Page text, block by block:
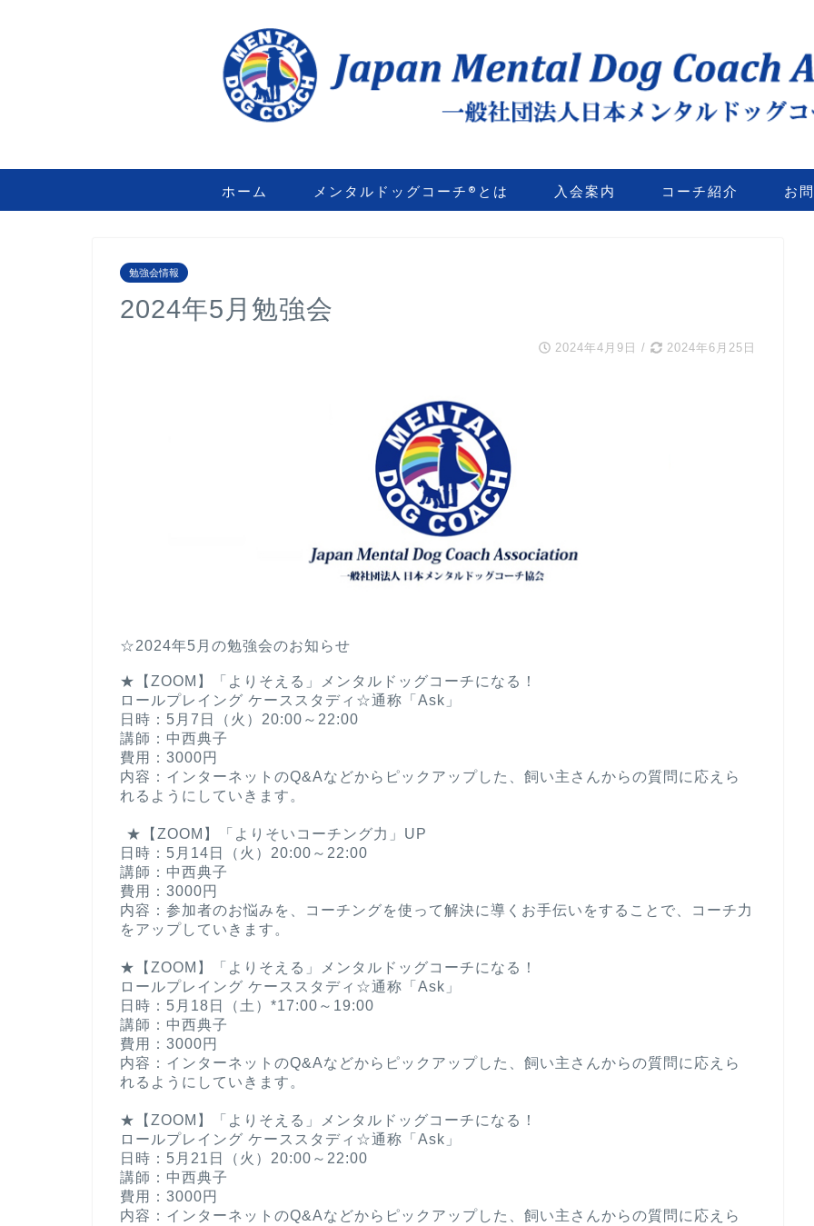
ホーム メンタルドッグコーチ®とは 入会案内 コーチ紹介 お
勉強会情報
2024年5月勉強会
2024年4月9日 / 2024年6月25日
☆2024年5月の勉強会のお知らせ
★【ZOOM】「よりそえる」メンタルドッグコーチになる！
ロールプレイング ケーススタディ☆通称「Ask」
日時：5月7日（火）20:00～22:00
講師：中西典子
費用：3000円
内容：インターネットのQ&Aなどからピックアップした、飼い主さんからの質問に応えら
れるようにしていきます。
ㅤ ㅤ★【ZOOM】「よりそいコーチング力」UP
日時：5月14日（火）20:00～22:00
講師：中西典子
費用：3000円
内容：参加者のお悩みを、コーチングを使って解決に導くお手伝いをすることで、コーチ力
をアップしていきます。
★【ZOOM】「よりそえる」メンタルドッグコーチになる！
ロールプレイング ケーススタディ☆通称「Ask」
日時：5月18日（土）*17:00～19:00
講師：中西典子
費用：3000円
内容：インターネットのQ&Aなどからピックアップした、飼い主さんからの質問に応えら
れるようにしていきます。
★【ZOOM】「よりそえる」メンタルドッグコーチになる！
ロールプレイング ケーススタディ☆通称「Ask」
日時：5月21日（火）20:00～22:00
講師：中西典子
費用：3000円
内容：インターネットのQ&Aなどからピックアップした、飼い主さんからの質問に応えら